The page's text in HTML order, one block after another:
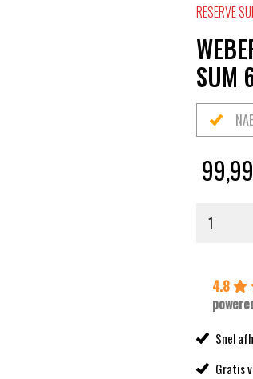
RESERVE
SUM
99,99
4.8
Snel
Gratis